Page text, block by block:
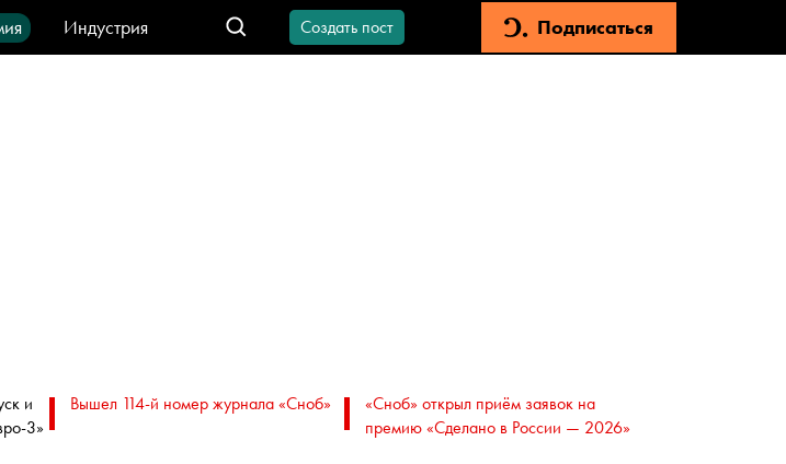
Индустрия
Создать пост Подписаться
и
3»
Вышел 114-й номер журнала «Сноб»
«Сноб» открыл приём заявок на
премию «Сделано в России — 2026»